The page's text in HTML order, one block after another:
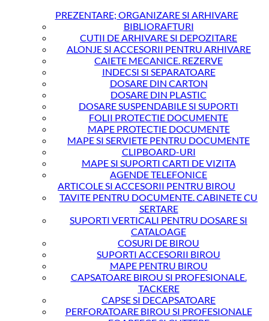
inoxidabil
White
PREZENTARE; ORGANIZARE SI ARHIVARE
BIBLIORAFTURI
CUTII DE ARHIVARE SI DEPOZITARE
ALONJE SI ACCESORII PENTRU ARHIVARE
CAIETE MECANICE. REZERVE
INDECSI SI SEPARATOARE
DOSARE DIN CARTON
DOSARE DIN PLASTIC
DOSARE SUSPENDABILE SI SUPORTI
FOLII PROTECTIE DOCUMENTE
MAPE PROTECTIE DOCUMENTE
MAPE SI SERVIETE PENTRU DOCUMENTE
CLIPBOARD-URI
MAPE SI SUPORTI CARTI DE VIZITA
AGENDE TELEFONICE
ARTICOLE SI ACCESORII PENTRU BIROU
TAVITE PENTRU DOCUMENTE. CABINETE CU
SERTARE
SUPORTI VERTICALI PENTRU DOSARE SI
CATALOAGE
COSURI DE BIROU
SUPORTI ACCESORII BIROU
MAPE PENTRU BIROU
CAPSATOARE BIROU SI PROFESIONALE.
TACKERE
CAPSE SI DECAPSATOARE
PERFORATOARE BIROU SI PROFESIONALE